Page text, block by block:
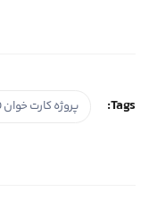
Tags: پروژه کارت خوان RFID حرفه ای